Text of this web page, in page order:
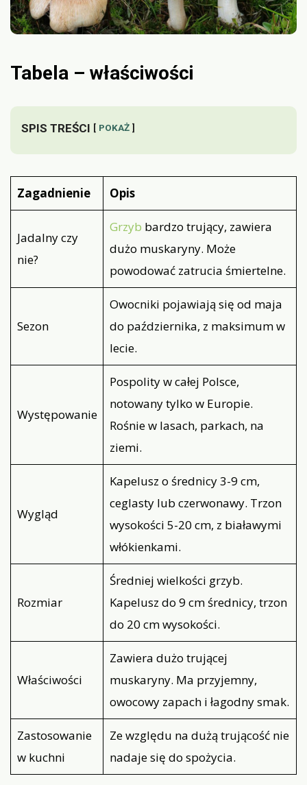
Tabela – właściwości
SPIS TREŚCI POKAŻ
Zagadnienie Opis
Jadalny czy
nie?
Grzyb bardzo trujący, zawiera
dużo muskaryny. Może
powodować zatrucia śmiertelne.
Sezon
Owocniki pojawiają się od maja
do października, z maksimum w
lecie.
Występowanie
Pospolity w całej Polsce,
notowany tylko w Europie.
Rośnie w lasach, parkach, na
ziemi.
Wygląd
Kapelusz o średnicy 3-9 cm,
ceglasty lub czerwonawy. Trzon
wysokości 5-20 cm, z białawymi
włókienkami.
Rozmiar
Średniej wielkości grzyb.
Kapelusz do 9 cm średnicy, trzon
do 20 cm wysokości.
Właściwości
Zawiera dużo trującej
muskaryny. Ma przyjemny,
owocowy zapach i łagodny smak.
Zastosowanie
w kuchni
Ze względu na dużą trującość nie
nadaje się do spożycia.